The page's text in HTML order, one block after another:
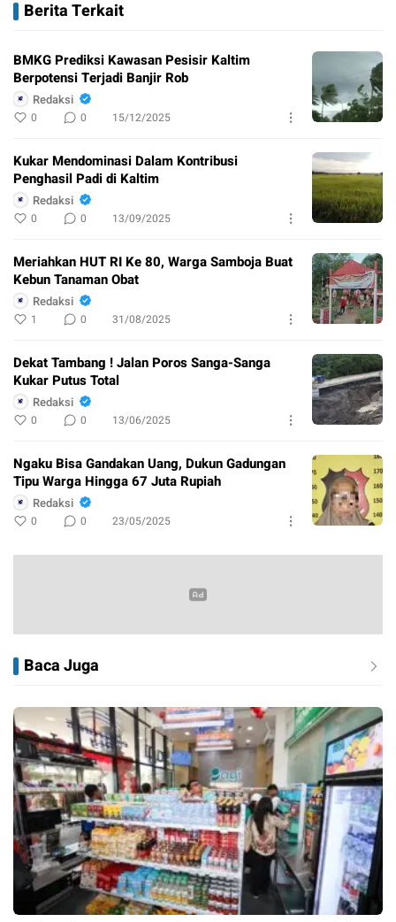
Berita Terkait
BMKG Prediksi Kawasan Pesisir Kaltim
Berpotensi Terjadi Banjir Rob
Redaksi
0 0 15/12/2025
Kukar Mendominasi Dalam Kontribusi
Penghasil Padi di Kaltim
Redaksi
0 0 13/09/2025
Meriahkan HUT RI Ke 80, Warga Samboja Buat
Kebun Tanaman Obat
Redaksi
1 0 31/08/2025
Dekat Tambang ! Jalan Poros Sanga-Sanga
Kukar Putus Total
Redaksi
0 0 13/06/2025
Ngaku Bisa Gandakan Uang, Dukun Gadungan
Tipu Warga Hingga 67 Juta Rupiah
Redaksi
0 0 23/05/2025
Baca Juga